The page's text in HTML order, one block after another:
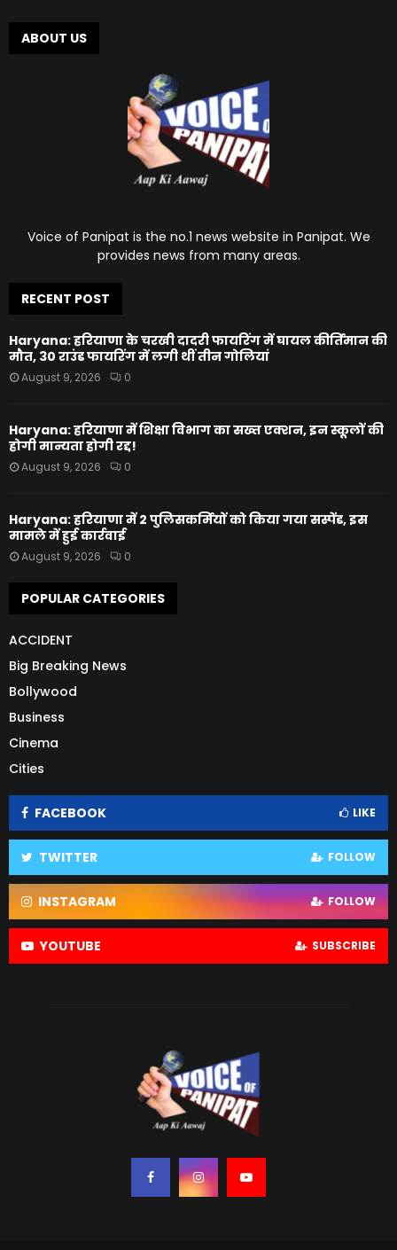
ABOUT US
Voice of Panipat is the no.1 news website in Panipat. We
provides news from many areas.
RECENT POST
Haryana: हरियाणा के चरखी दादरी फायरिंग में घायल कीर्तिमान की
मौत, 30 राउंड फायरिंग में लगी थीं तीन गोलियां
August 9, 2026 0
Haryana: हरियाणा में शिक्षा विभाग का सख्त एक्शन, इन स्कूलों की
होगी मान्यता होगी रद्द!
August 9, 2026 0
Haryana: हरियाणा में 2 पुलिसकर्मियों को किया गया सस्पेंड, इस
मामले में हुई कार्रवाई
August 9, 2026 0
POPULAR CATEGORIES
ACCIDENT
Big Breaking News
Bollywood
Business
Cinema
Cities
FACEBOOK LIKE
TWITTER FOLLOW
INSTAGRAM FOLLOW
YOUTUBE SUBSCRIBE